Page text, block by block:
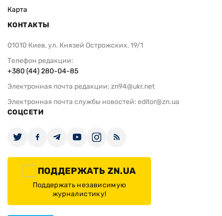
Карта
КОНТАКТЫ
01010 Киев, ул. Князей Острожских, 19/1
Телефон редакции:
+380 (44) 280-04-85
Электронная почта редакции: zn94@ukr.net
Электронная почта службы новостей: editor@zn.ua
СОЦСЕТИ
ПОДДЕРЖАТЬ ZN.UA
Поддержать независимую
журналистику!